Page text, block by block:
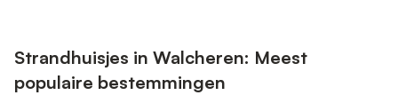
Strandhuisjes in Walcheren: Meest
populaire bestemmingen